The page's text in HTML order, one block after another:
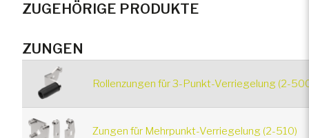
ZUGEHÖRIGE PRODUKTE
ZUNGEN
Rollenzungen für 3-Punkt-Verriegelung (2-
Zungen für Mehrpunkt-Verriegelung (2-510)